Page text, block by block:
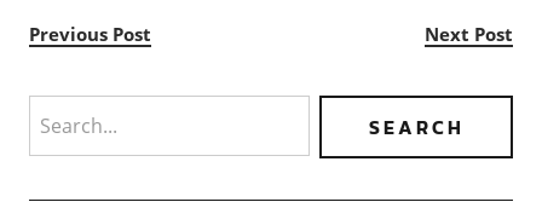
Previous Post Next Post